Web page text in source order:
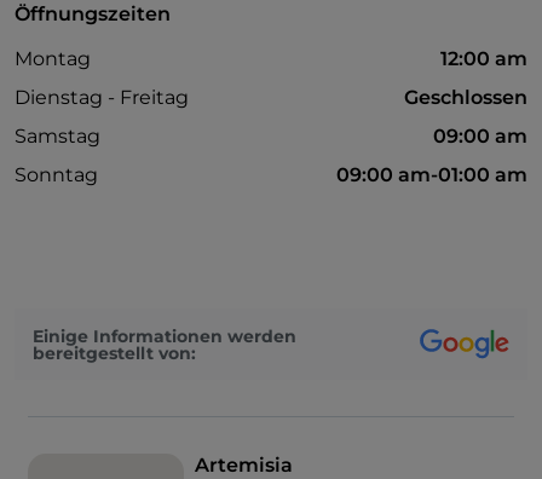
Cocktail
Es wird Englisch gesprochen
Öffnungszeiten
Montag
12:00 am
Dienstag - Freitag
Geschlossen
Samstag
09:00 am
Sonntag
09:00 am-01:00 am
Einige Informationen werden
bereitgestellt von:
Artemisia